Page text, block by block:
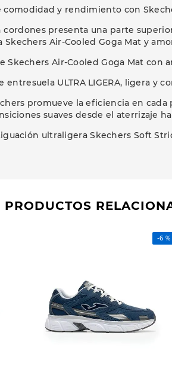
y rendimiento con
cordones presenta una parte
Air-Cooled Goga Mat y
Skechers Air-Cooled Goga Mat con
ULTRA LIGERA, ligera y
promueve la eficiencia en
suaves desde el aterrizaje
ultraligera Skechers Soft
PRODUCTOS
-6 %